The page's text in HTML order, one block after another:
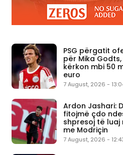
PSG përgatit
për Mika Godts,
kërkon mbi 50
euro
7 August, 2026 -
Ardon Jashari:
fitojmë çdo
shpresoj të luaj
me Modriçin
7 August, 2026 -